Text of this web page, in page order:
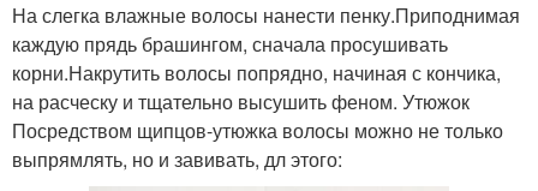
На слегка влажные волосы нанести пенку.Приподнимая
каждую прядь брашингом, сначала просушивать
корни.Накрутить волосы попрядно, начиная с кончика,
на расческу и тщательно высушить феном. Утюжок
Посредством щипцов-утюжка волосы можно не только
выпрямлять, но и завивать, дл этого: